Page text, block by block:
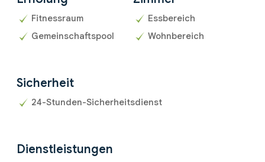
Fitnessraum
Gemeinschaftspool
Essbereich
Wohnbereich
Sicherheit
24-Stunden-Sicherheitsdienst
Dienstleistungen